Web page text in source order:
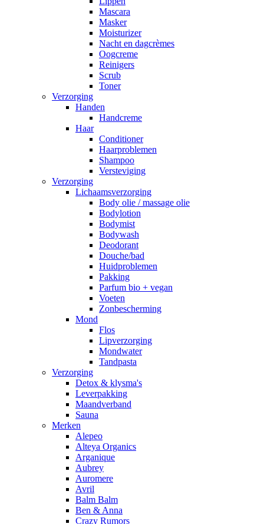
Mascara
Masker
Moisturizer
Nacht en dagcrèmes
Oogcreme
Reinigers
Scrub
Toner
Verzorging
Handen
Handcreme
Haar
Conditioner
Haarproblemen
Shampoo
Versteviging
Verzorging
Lichaamsverzorging
Body olie / massage olie
Bodylotion
Bodymist
Bodywash
Deodorant
Douche/bad
Huidproblemen
Pakking
Parfum bio + vegan
Voeten
Zonbescherming
Mond
Flos
Lipverzorging
Mondwater
Tandpasta
Verzorging
Detox & klysma's
Leverpakking
Maandverband
Sauna
Merken
Alepeo
Alteya Organics
Arganique
Aubrey
Auromere
Avril
Balm Balm
Ben & Anna
Crazy Rumors